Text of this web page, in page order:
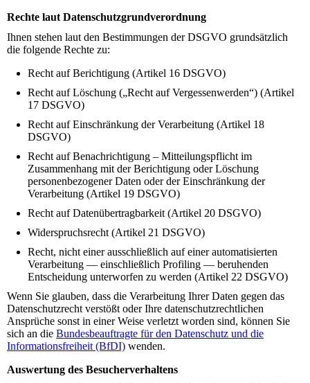
Rechte laut Datenschutzgrundverordnung
Ihnen stehen laut den Bestimmungen der DSGVO grundsätzlich
die folgende Rechte zu:
Recht auf Berichtigung (Artikel 16 DSGVO)
Recht auf Löschung („Recht auf Vergessenwerden“) (Artikel
17 DSGVO)
Recht auf Einschränkung der Verarbeitung (Artikel 18
DSGVO)
Recht auf Benachrichtigung – Mitteilungspflicht im
Zusammenhang mit der Berichtigung oder Löschung
personenbezogener Daten oder der Einschränkung der
Verarbeitung (Artikel 19 DSGVO)
Recht auf Datenübertragbarkeit (Artikel 20 DSGVO)
Widerspruchsrecht (Artikel 21 DSGVO)
Recht, nicht einer ausschließlich auf einer automatisierten
Verarbeitung — einschließlich Profiling — beruhenden
Entscheidung unterworfen zu werden (Artikel 22 DSGVO)
Wenn Sie glauben, dass die Verarbeitung Ihrer Daten gegen das
Datenschutzrecht verstößt oder Ihre datenschutzrechtlichen
Ansprüche sonst in einer Weise verletzt worden sind, können Sie
sich an die Bundesbeauftragte für den Datenschutz und die
Informationsfreiheit (BfDI) wenden.
Auswertung des Besucherverhaltens